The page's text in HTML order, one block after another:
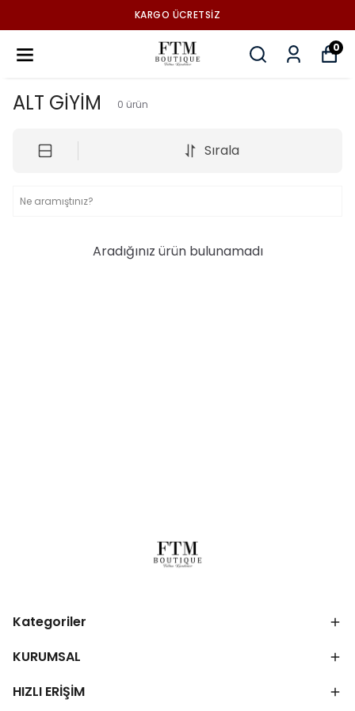
KARGO ÜCRETSİZ
0
ALT GİYİM 0 ürün
Sırala
Aradığınız ürün bulunamadı
Kategoriler
KURUMSAL
HIZLI ERİŞİM